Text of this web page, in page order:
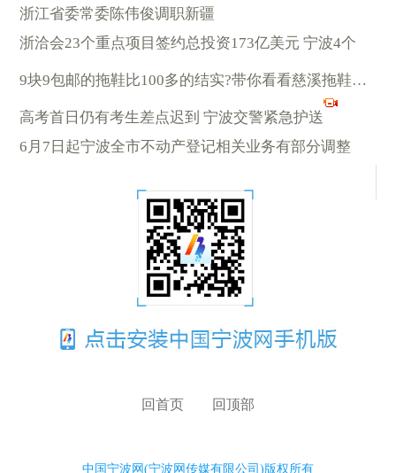
浙江省委常委陈伟俊调职新疆
浙洽会23个重点项目签约总投资173亿美元 宁波4个
9块9包邮的拖鞋比100多的结实?带你看看慈溪拖鞋产业到底有多牛
高考首日仍有考生差点迟到 宁波交警紧急护送
6月7日起宁波全市不动产登记相关业务有部分调整
回首页 回顶部
中国宁波网(宁波网传媒有限公司)版权所有